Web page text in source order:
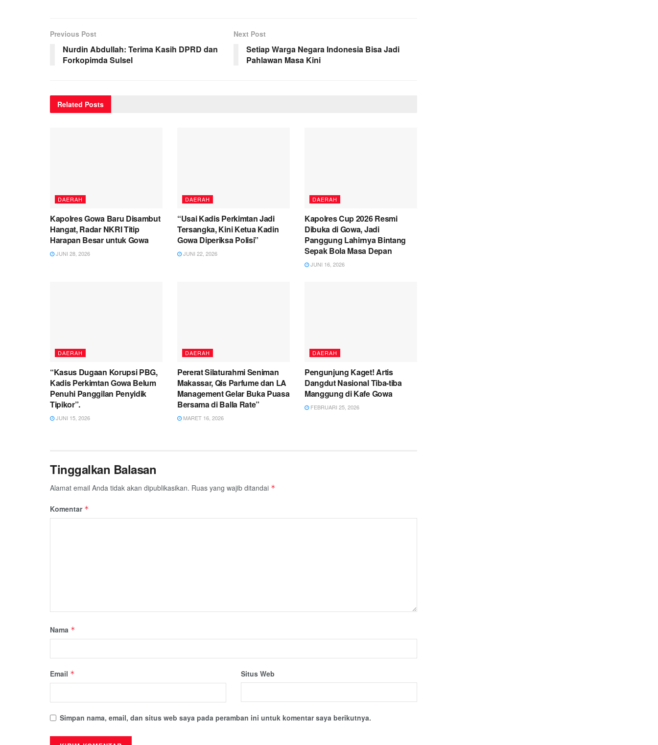
Previous Post
Nurdin Abdullah: Terima Kasih DPRD dan
Forkopimda Sulsel
Next Post
Setiap Warga Negara Indonesia Bisa Jadi
Pahlawan Masa Kini
Related Posts
DAERAH
Kapolres Gowa Baru Disambut
Hangat, Radar NKRI Titip
Harapan Besar untuk Gowa
JUNI 28, 2026
DAERAH
“Usai Kadis Perkimtan Jadi
Tersangka, Kini Ketua Kadin
Gowa Diperiksa Polisi”
JUNI 22, 2026
DAERAH
Kapolres Cup 2026 Resmi
Dibuka di Gowa, Jadi
Panggung Lahirnya Bintang
Sepak Bola Masa Depan
JUNI 16, 2026
DAERAH
“Kasus Dugaan Korupsi PBG,
Kadis Perkimtan Gowa Belum
Penuhi Panggilan Penyidik
Tipikor”.
JUNI 15, 2026
DAERAH
Pererat Silaturahmi Seniman
Makassar, Qis Parfume dan LA
Management Gelar Buka Puasa
Bersama di Balla Rate”
MARET 16, 2026
DAERAH
Pengunjung Kaget! Artis
Dangdut Nasional Tiba-tiba
Manggung di Kafe Gowa
FEBRUARI 25, 2026
Tinggalkan Balasan
Alamat email Anda tidak akan dipublikasikan. Ruas yang wajib ditandai *
Komentar *
Nama *
Email * Situs Web
Simpan nama, email, dan situs web saya pada peramban ini untuk komentar saya berikutnya.